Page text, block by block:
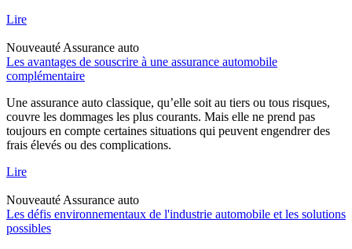
Lire
Nouveauté Assurance auto
Les avantages de souscrire à une assurance automobile
complémentaire
Une assurance auto classique, qu’elle soit au tiers ou tous risques,
couvre les dommages les plus courants. Mais elle ne prend pas
toujours en compte certaines situations qui peuvent engendrer des
frais élevés ou des complications.
Lire
Nouveauté Assurance auto
Les défis environnementaux de l'industrie automobile et les solutions
possibles